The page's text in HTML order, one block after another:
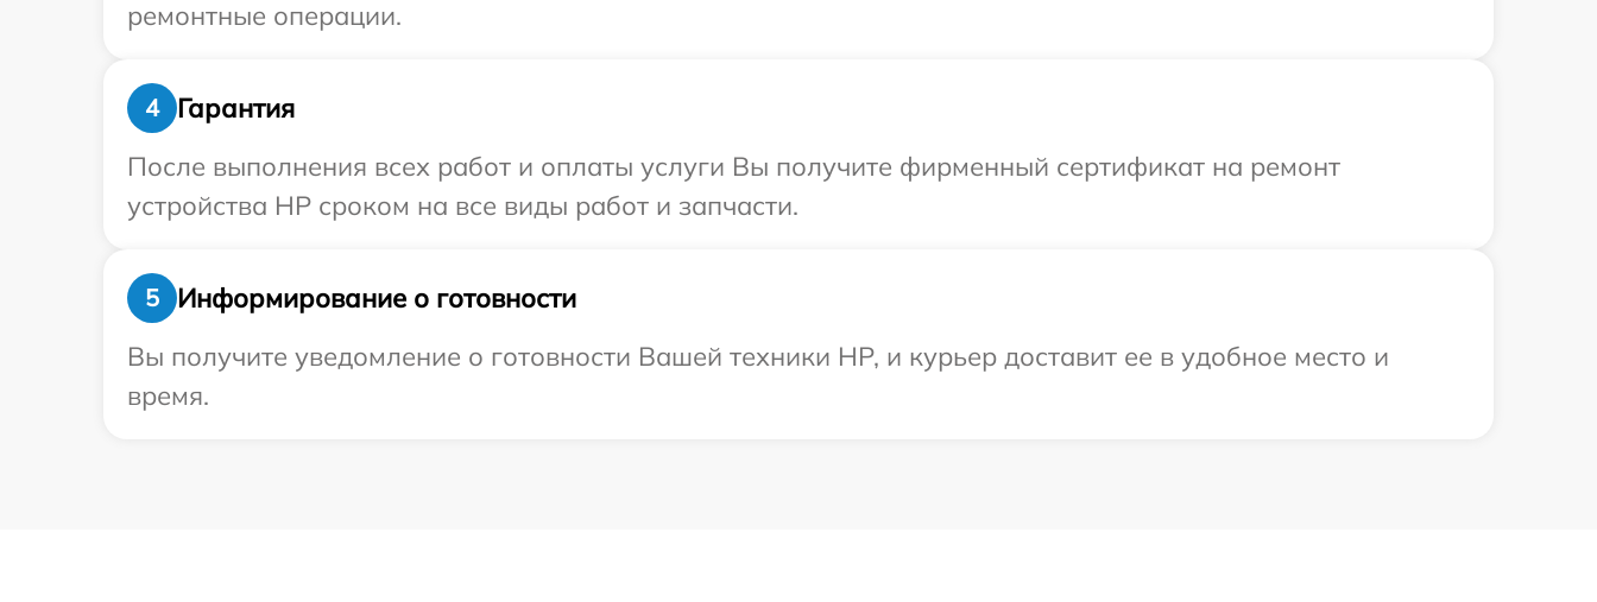
ремонтные операции.
4
Гарантия
После выполнения всех работ и оплаты услуги Вы получите фирменный сертификат на ремонт
устройства HP сроком на все виды работ и запчасти.
5
Информирование о готовности
Вы получите уведомление о готовности Вашей техники HP, и курьер доставит ее в удобное место и
время.